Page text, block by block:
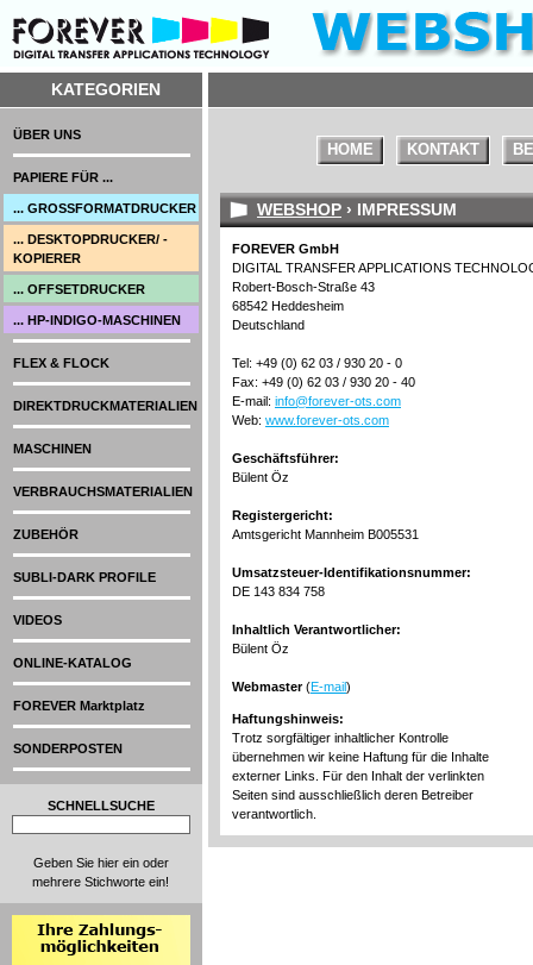
KATEGORIEN
SCHNELLSUCHE
Geben Sie hier ein oder
mehrere Stichworte ein!
HOME KONTAKT
WEBSHOP › IMPRESSUM
FOREVER GmbH
DIGITAL TRANSFER APPLICATIONS
Robert-Bosch-Straße 43
68542 Heddesheim
Deutschland
Tel: +49 (0) 62 03 / 930 20 - 0
Fax: +49 (0) 62 03 / 930 20 - 40
E-mail: info@forever-ots.com
Web: www.forever-ots.com
Geschäftsführer:
Bülent Öz
Registergericht:
Amtsgericht Mannheim B005531
Umsatzsteuer-Identifikationsnummer:
DE 143 834 758
Inhaltlich Verantwortlicher:
Bülent Öz
Webmaster(E-mail)
Haftungshinweis:
Trotz sorgfältiger inhaltlicher Kontrolle
übernehmen wir keine Haftung für die Inhalte
externer Links. Für den Inhalt der verlinkten
Seiten sind ausschließlich deren Betreiber
verantwortlich.
ÜBER UNS
PAPIERE FÜR ...
... GROSSFORMATDRUCKER
... DESKTOPDRUCKER/ -
KOPIERER
... OFFSETDRUCKER
... HP-INDIGO-MASCHINEN
FLEX & FLOCK
DIREKTDRUCKMATERIALIEN
MASCHINEN
VERBRAUCHSMATERIALIEN
ZUBEHÖR
SUBLI-DARK PROFILE
VIDEOS
ONLINE-KATALOG
FOREVER Marktplatz
SONDERPOSTEN